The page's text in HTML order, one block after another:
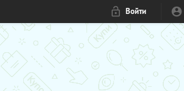
Войти